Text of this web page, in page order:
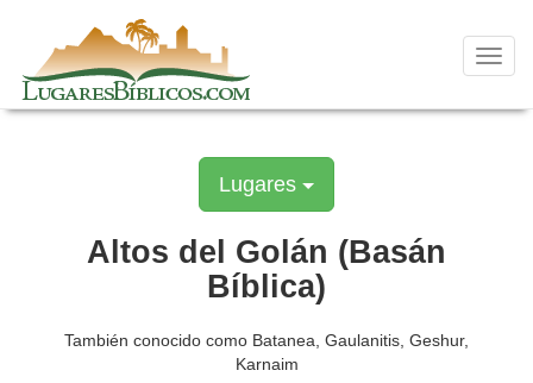
content
Lugares
Altos del Golán (Basán
Bíblica)
También conocido como Batanea, Gaulanitis, Geshur,
Karnaim